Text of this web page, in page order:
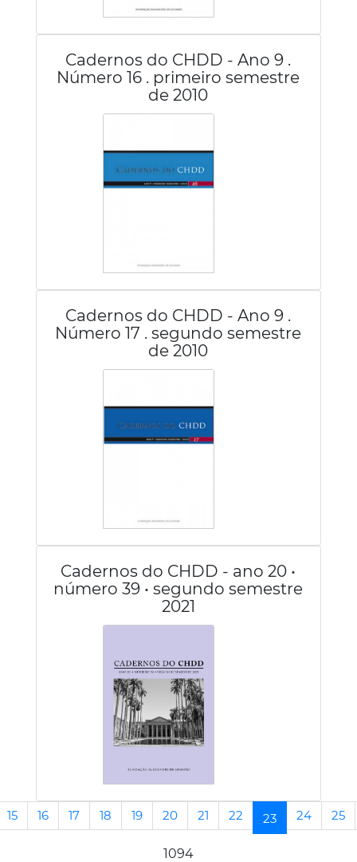
Cadernos do CHDD - Ano 9 .
Número 16 . primeiro semestre
de 2010
Cadernos do CHDD - Ano 9 .
Número 17 . segundo semestre
de 2010
Cadernos do CHDD - ano 20 •
número 39 • segundo semestre
2021
15 16 17 18 19 20 21 22 23(current)
24 25
1094